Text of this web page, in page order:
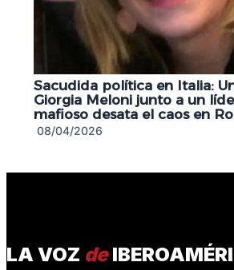
Sacudida política en Italia:
Giorgia Meloni junto a un
mafioso desata el caos en
08/04/2026
LA VOZ de